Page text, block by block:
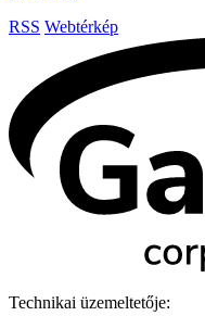
RSS Webtérkép
Technikai üzemeltetője: